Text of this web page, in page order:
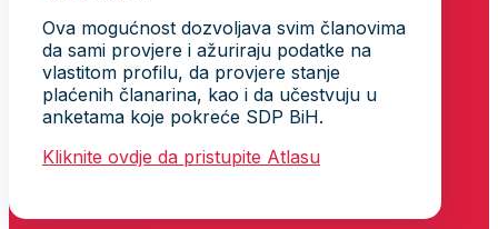
Ova mogućnost dozvoljava svim članovima
da sami provjere i ažuriraju podatke na
vlastitom profilu, da provjere stanje
plaćenih članarina, kao i da učestvuju u
anketama koje pokreće SDP BiH.
Kliknite ovdje da pristupite Atlasu